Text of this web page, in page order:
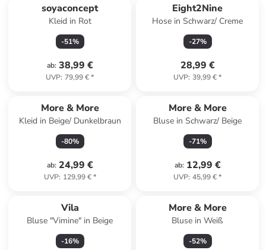
soyaconcept
Kleid in Rot
-51%
ab: 38,99 €
UVP: 79,99 €*
Eight2Nine
Hose in Schwarz/ Creme
-27%
28,99 €
UVP: 39,99 €*
More & More
Kleid in Beige/ Dunkelbraun
-80%
ab: 24,99 €
UVP: 129,99 €*
More & More
Bluse in Schwarz/ Beige
-71%
ab: 12,99 €
UVP: 45,99 €*
Vila
Bluse "Vimine" in Beige
-16%
More & More
Bluse in Weiß
-52%